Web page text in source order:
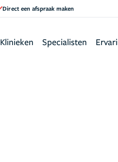
Direct een afspraak maken
Klinieken Specialisten